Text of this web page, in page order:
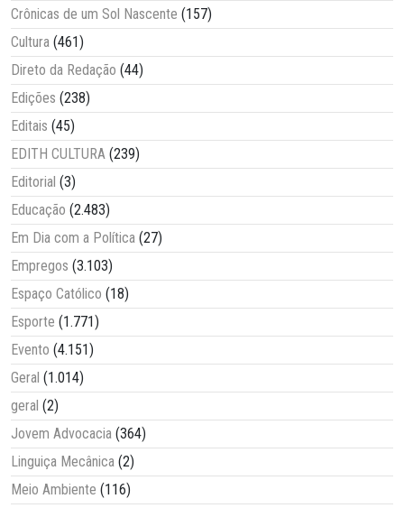
Crônicas de um Sol Nascente (157)
Cultura (461)
Direto da Redação (44)
Edições (238)
Editais (45)
EDITH CULTURA (239)
Editorial (3)
Educação (2.483)
Em Dia com a Política (27)
Empregos (3.103)
Espaço Católico (18)
Esporte (1.771)
Evento (4.151)
Geral (1.014)
geral (2)
Jovem Advocacia (364)
Linguiça Mecânica (2)
Meio Ambiente (116)